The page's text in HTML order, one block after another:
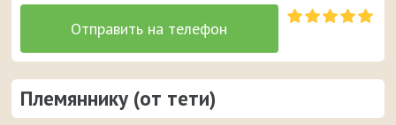
Племяннику (от тети)